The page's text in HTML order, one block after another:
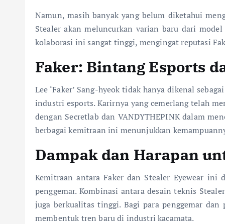
Namun, masih banyak yang belum diketahui
Stealer akan meluncurkan varian baru dari
kolaborasi ini sangat tinggi, mengingat reputasi
Faker: Bintang Esports
Lee ‘Faker’ Sang-hyeok tidak hanya dikenal
industri esports. Karirnya yang cemerlang telah
dengan Secretlab dan VANDYTHEPINK dalam
berbagai kemitraan ini menunjukkan
Dampak dan Harapan
Kemitraan antara Faker dan Stealer Eyewear ini
penggemar. Kombinasi antara desain teknis
juga berkualitas tinggi. Bagi para penggemar
membentuk tren baru di industri kacamata.